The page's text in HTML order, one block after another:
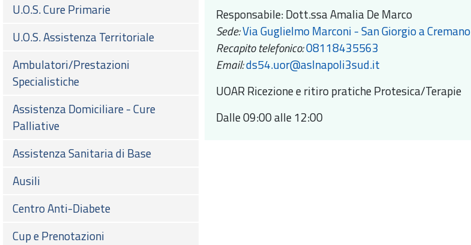
U.O.S. Cure Primarie
U.O.S. Assistenza Territoriale
Ambulatori/Prestazioni
Specialistiche
Assistenza Domiciliare - Cure
Palliative
Assistenza Sanitaria di Base
Ausili
Centro Anti-Diabete
Cup e Prenotazioni
Responsabile: Dott.ssa Amalia De Marco
Sede:Via Guglielmo Marconi - San Giorgio a Cremano
Recapito telefonico:08118435563
Email:ds54.uor@aslnapoli3sud.it
UOAR Ricezione e ritiro pratiche Protesica/Terapie
Dalle 09:00 alle 12:00